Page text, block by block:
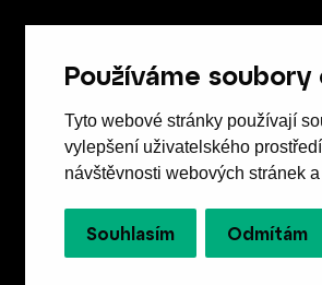
Používáme soubory
Tyto webové stránky používají
vylepšení uživatelského
návštěvnosti webových stránek
Souhlasím Odmítám